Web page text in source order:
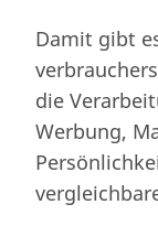
Damit gibt
die
Werbung,